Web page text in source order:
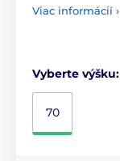
Viac informácií ›
Vyberte výšku:
70